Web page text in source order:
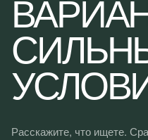
Расскажите, что ищете.